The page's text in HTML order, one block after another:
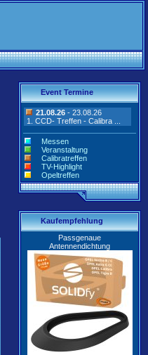
Event Termine
21.08.26 - 23.08.26
1. CCD- Treffen - Calibra ...
Messen
Veranstaltung
Calibratreffen
TV-Highlight
Opeltreffen
Kaufempfehlung
Passgenaue
Antennendichtung